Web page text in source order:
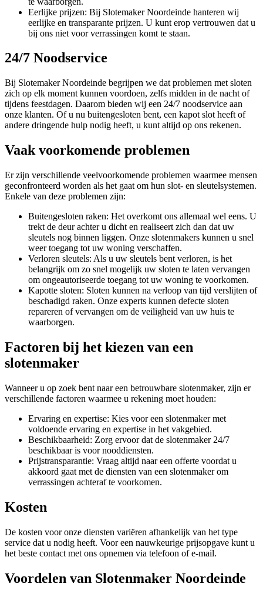
Eerlijke prijzen: Bij Slotemaker Noordeinde hanteren wij
eerlijke en transparante prijzen. U kunt erop vertrouwen dat u
bij ons niet voor verrassingen komt te staan.
24/7 Noodservice
Bij Slotemaker Noordeinde begrijpen we dat problemen met sloten
zich op elk moment kunnen voordoen, zelfs midden in de nacht of
tijdens feestdagen. Daarom bieden wij een 24/7 noodservice aan
onze klanten. Of u nu buitengesloten bent, een kapot slot heeft of
andere dringende hulp nodig heeft, u kunt altijd op ons rekenen.
Vaak voorkomende problemen
Er zijn verschillende veelvoorkomende problemen waarmee mensen
geconfronteerd worden als het gaat om hun slot- en sleutelsystemen.
Enkele van deze problemen zijn:
Buitengesloten raken: Het overkomt ons allemaal wel eens. U
trekt de deur achter u dicht en realiseert zich dan dat uw
sleutels nog binnen liggen. Onze slotenmakers kunnen u snel
weer toegang tot uw woning verschaffen.
Verloren sleutels: Als u uw sleutels bent verloren, is het
belangrijk om zo snel mogelijk uw sloten te laten vervangen
om ongeautoriseerde toegang tot uw woning te voorkomen.
Kapotte sloten: Sloten kunnen na verloop van tijd verslijten of
beschadigd raken. Onze experts kunnen defecte sloten
repareren of vervangen om de veiligheid van uw huis te
waarborgen.
Factoren bij het kiezen van een
slotenmaker
Wanneer u op zoek bent naar een betrouwbare slotenmaker, zijn er
verschillende factoren waarmee u rekening moet houden:
Ervaring en expertise: Kies voor een slotenmaker met
voldoende ervaring en expertise in het vakgebied.
Beschikbaarheid: Zorg ervoor dat de slotenmaker 24/7
beschikbaar is voor nooddiensten.
Prijstransparantie: Vraag altijd naar een offerte voordat u
akkoord gaat met de diensten van een slotenmaker om
verrassingen achteraf te voorkomen.
Kosten
De kosten voor onze diensten variëren afhankelijk van het type
service dat u nodig heeft. Voor een nauwkeurige prijsopgave kunt u
het beste contact met ons opnemen via telefoon of e-mail.
Voordelen van Slotenmaker Noordeinde